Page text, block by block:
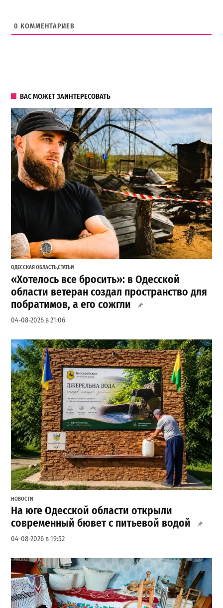
0 КОММЕНТАРИЕВ
ВАС МОЖЕТ ЗАИНТЕРЕСОВАТЬ
ОДЕССКАЯ ОБЛАСТЬ,СТАТЬИ
«Хотелось все бросить»: в Одесской
области ветеран создал пространство для
побратимов, а его сожгли
04-08-2026 в 21:06
НОВОСТИ
На юге Одесской области открыли
современный бювет с питьевой водой
04-08-2026 в 19:52